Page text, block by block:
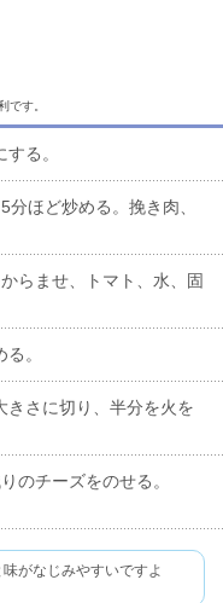
です。
る。
ほど炒める。挽き肉、
らませ、トマト、水、固
。
きさに切り、半分を火を
のチーズをのせる。
がなじみやすいですよ